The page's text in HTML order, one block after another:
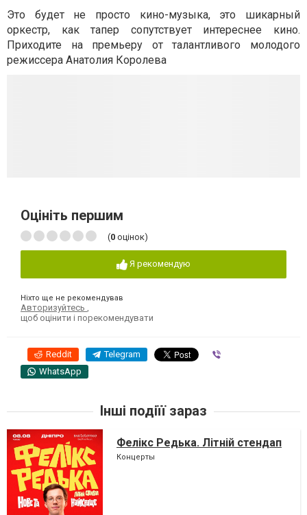
Это будет не просто кино-музыка, это шикарный
оркестр, как тапер сопутствует интереснее кино.
Приходите на премьеру от талантливого молодого
режиссера Анатолия Королева
Оцініть першим
(0 оцінок)
Я рекомендую
Ніхто ще не рекомендував
Авторизуйтесь
щоб оцінити і порекомендувати
Reddit Telegram
WhatsApp
Інші подіїї зараз
Фелікс Редька. Літній стендап
Концерты